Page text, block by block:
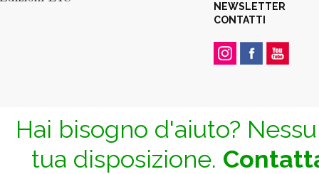
NEWSLETTER
CONTATTI
Hai bisogno d'aiuto?
tua disposizione.